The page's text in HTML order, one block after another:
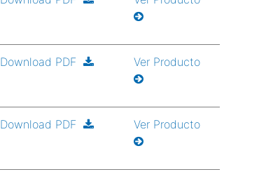
Download PDF Ver Producto
Download PDF Ver Producto